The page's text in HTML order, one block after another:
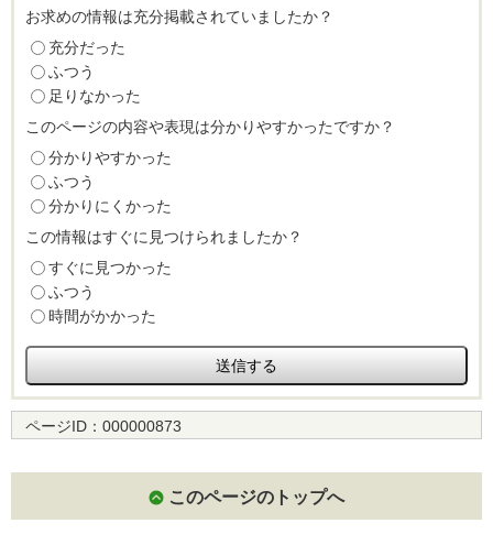
お求めの情報は充分掲載されていましたか？
充分だった
ふつう
足りなかった
このページの内容や表現は分かりやすかったですか？
分かりやすかった
ふつう
分かりにくかった
この情報はすぐに見つけられましたか？
すぐに見つかった
ふつう
時間がかかった
ページID： 000000873
このページのトップへ